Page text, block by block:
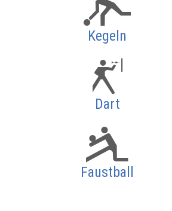
Kegeln
Dart
Faustball